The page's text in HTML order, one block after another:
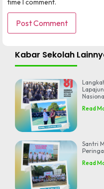
time I comment.
Kabar Sekolah
Read
Santri
Read